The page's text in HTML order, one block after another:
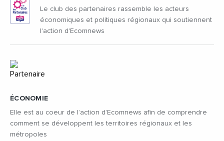
ÉCONOMIE
Elle est au coeur de l’action d’Ecomnews afin de comprendre
comment se développent les territoires régionaux et les
métropoles
Le club des partenaires rassemble les acteurs
économiques et politiques régionaux qui soutiennent
l'action d'Ecomnews